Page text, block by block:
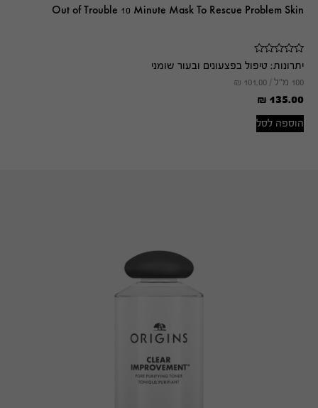
Out of Trouble 10 Minute Mask To Rescue Problem Skin
יתרונות: טיפול בפצעונים ובעור שומני
100 מ"ל / ₪ 101.00
₪ 135.00
הוספה לסל